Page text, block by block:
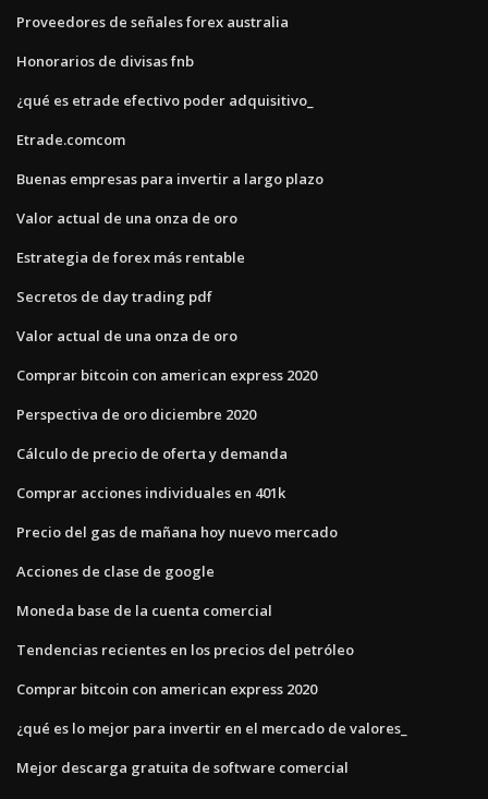
Proveedores de señales forex australia
Honorarios de divisas fnb
¿qué es etrade efectivo poder adquisitivo_
Etrade.comcom
Buenas empresas para invertir a largo plazo
Valor actual de una onza de oro
Estrategia de forex más rentable
Secretos de day trading pdf
Valor actual de una onza de oro
Comprar bitcoin con american express 2020
Perspectiva de oro diciembre 2020
Cálculo de precio de oferta y demanda
Comprar acciones individuales en 401k
Precio del gas de mañana hoy nuevo mercado
Acciones de clase de google
Moneda base de la cuenta comercial
Tendencias recientes en los precios del petróleo
Comprar bitcoin con american express 2020
¿qué es lo mejor para invertir en el mercado de valores_
Mejor descarga gratuita de software comercial